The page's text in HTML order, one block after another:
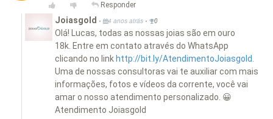
Responder
Joiasgold • 4 anos atrás • 0
Olá! Lucas, todas as nossas joias são em ouro
18k. Entre em contato através do WhatsApp
clicando no link http://bit.ly/AtendimentoJoiasgold.
Uma de nossas consultoras vai te auxiliar com mais
informações, fotos e vídeos da corrente, você vai
amar o nosso atendimento personalizado. 😀
Atendimento Joiasgold